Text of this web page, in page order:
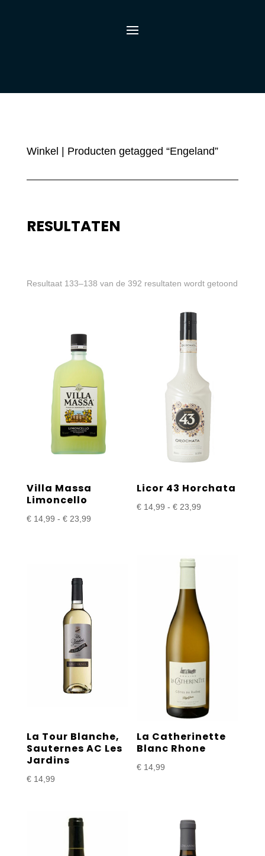
Winkel | Producten getagged “Engeland”
RESULTATEN
Resultaat 133–138 van de 392 resultaten wordt getoond
Villa Massa
Limoncello
€14,99 - €23,99Prijsklasse:
Licor 43 Horchata
€ 14,99 - € 23,99
La Tour Blanche,
Sauternes AC Les
Jardins
€14,99
La Catherinette
Blanc Rhone
€ 14,99